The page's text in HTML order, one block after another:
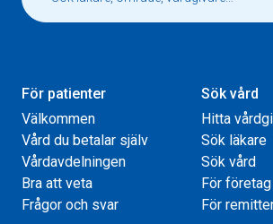
För patienter
Välkommen
Vård du betalar själv
Vårdavdelningen
Bra att veta
Frågor och svar
Sök vård
Hitta
Sök läkare
Sök vård
För företag
För